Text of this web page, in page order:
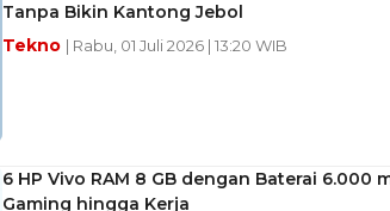
Tanpa Bikin Kantong Jebol
Tekno | Rabu, 01 Juli 2026 | 13:20 WIB
6 HP Vivo RAM 8 GB dengan Baterai 6.000
Gaming hingga Kerja